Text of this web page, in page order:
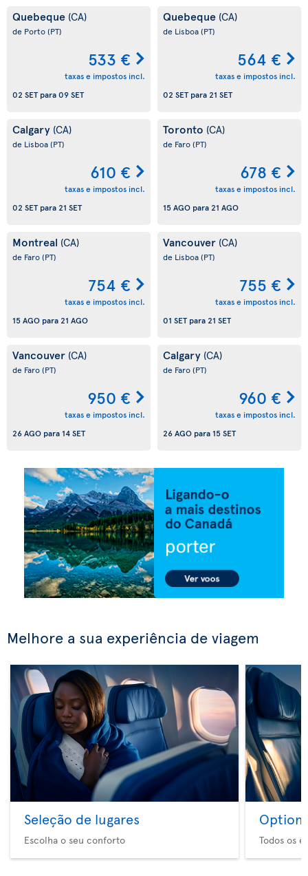
Quebeque (CA)
de Porto(PT)
533 €
taxas e impostos incl.
02 SETpara09 SET
Quebeque (CA)
de Lisboa(PT)
564 €
taxas e impostos incl.
02 SETpara21 SET
Calgary (CA)
de Lisboa(PT)
610 €
taxas e impostos incl.
02 SETpara21 SET
Toronto (CA)
de Faro(PT)
678 €
taxas e impostos incl.
15 AGO para21 AGO
Montreal (CA)
de Faro(PT)
754 €
taxas e impostos incl.
15 AGO para21 AGO
Vancouver (CA)
de Lisboa(PT)
755 €
taxas e impostos incl.
01 SETpara21 SET
Vancouver (CA)
de Faro(PT)
950 €
taxas e impostos incl.
26 AGO para 14 SET
Calgary (CA)
de Faro(PT)
960 €
taxas e impostos incl.
26 AGO para 15 SET
Melhore a sua experiência de viagem
Seleção de lugares
Escolha o seu conforto
Option
Todos os